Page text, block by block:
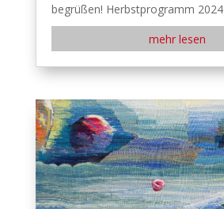
begrüßen! Herbstprogramm 2024
mehr lesen